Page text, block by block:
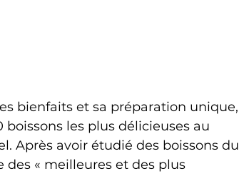
bienfaits et sa préparation unique,
les plus délicieuses au
Après avoir étudié des boissons du
« meilleures et des plus